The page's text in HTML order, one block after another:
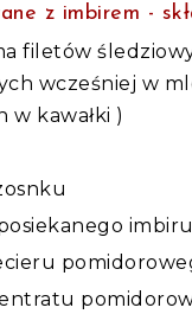
z imbirem -
filetów
wcześniej w
w kawałki )
imbiru